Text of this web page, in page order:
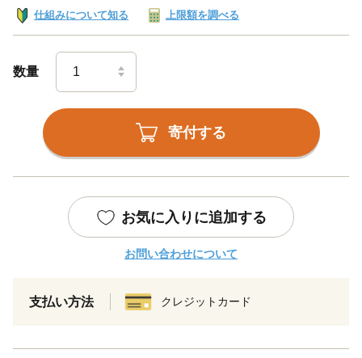
仕組みについて知る 上限額を調べる
数量
寄付する
お気に入りに追加する
お問い合わせについて
支払い方法 クレジットカード